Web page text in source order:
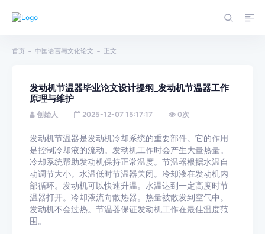
首页 中国语言与文化论文 正文
发动机节温器毕业论文设计提纲_发动机节温器工作
原理与维护
创始人 2025-12-07 15:17:17 0次
发动机节温器是发动机冷却系统的重要部件。它的作用
是控制冷却液的流动。发动机工作时会产生大量热量。
冷却系统帮助发动机保持正常温度。节温器根据水温自
动调节大小。水温低时节温器关闭。冷却液在发动机内
部循环。发动机可以快速升温。水温达到一定高度时节
温器打开。冷却液流向散热器。热量被散发到空气中。
发动机不会过热。节温器保证发动机工作在最佳温度范
围。